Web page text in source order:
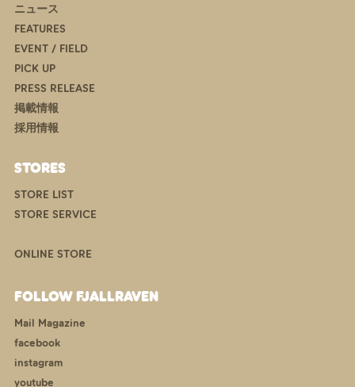
ニュース
FEATURES
EVENT / FIELD
PICK UP
PRESS RELEASE
掲載情報
採用情報
STORES
STORE LIST
STORE SERVICE
ONLINE STORE
FOLLOW FJALLRAVEN
Mail Magazine
facebook
instagram
youtube